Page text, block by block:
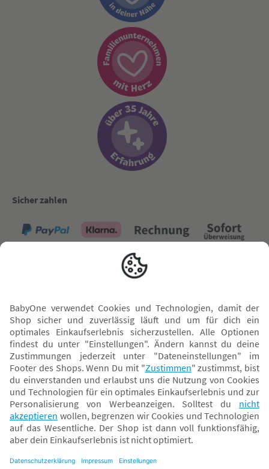
Sicher zahlen
* Alle Preise inkl. MwSt. und ggf. zzgl.Versandkosten. Der dargestellte Preis gilt -
abhängig von der von dir gewählten Option - im BabyOne-Onlineshop oder bei
Abholung in dem von dir gewählten BabyOne-Franchise-Betrieb. Der für den
Onlineshop geltende Preis stellt bei einem Verkauf durch unsere Franchise-
Nehmer eine unverbindliche Preisempfehlung dar. Der Verkaufspreis der
Franchise-Nehmer im Rahmen der Option „Reservieren und Abholen“ kann
daher von dem Verkaufspreis im Onlineshop abweichen. Angaben zu